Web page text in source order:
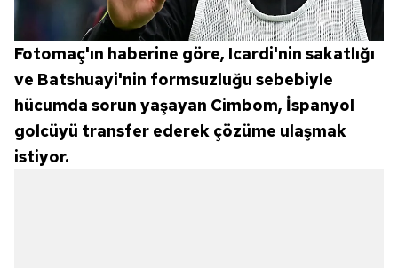
Fotomaç'ın haberine göre, Icardi'nin sakatlığı
ve Batshuayi'nin formsuzluğu sebebiyle
hücumda sorun yaşayan Cimbom, İspanyol
golcüyü transfer ederek çözüme ulaşmak
istiyor.